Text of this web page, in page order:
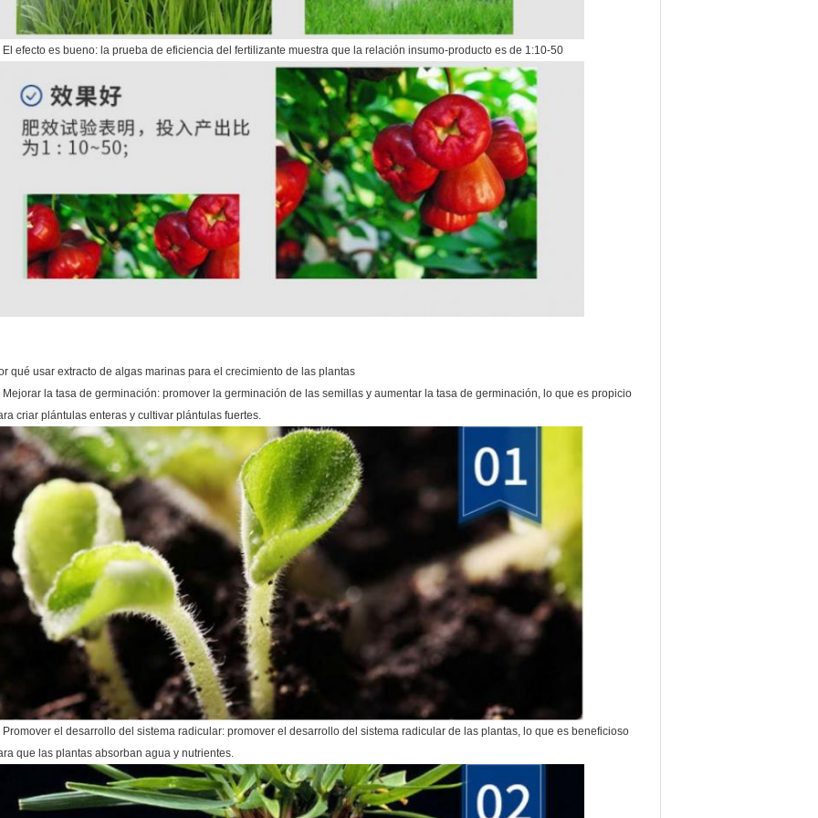
El efecto es bueno: la prueba de eficiencia del fertilizante muestra que la relación insumo-producto es de 1:10-50
qué usar extracto de algas marinas para el crecimiento de las plantas
Mejorar la tasa de germinación: promover la germinación de las semillas y aumentar la tasa de germinación, lo que es propicio
criar plántulas enteras y cultivar plántulas fuertes.
Promover el desarrollo del sistema radicular: promover el desarrollo del sistema radicular de las plantas, lo que es beneficioso
que las plantas absorban agua y nutrientes.